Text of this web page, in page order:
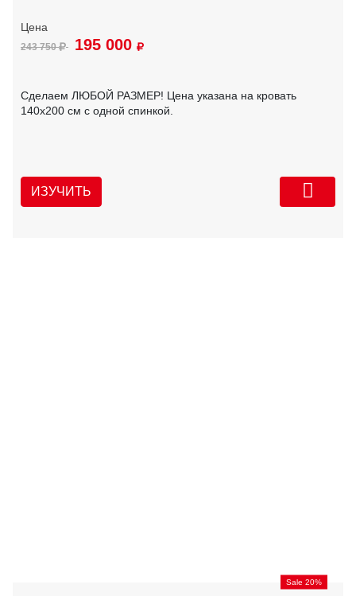
243 750 195 000
Сделаем ЛЮБОЙ РАЗМЕР! Цена указана на кровать
140х200 см с одной спинкой.
ИЗУЧИТЬ
Sale 20%